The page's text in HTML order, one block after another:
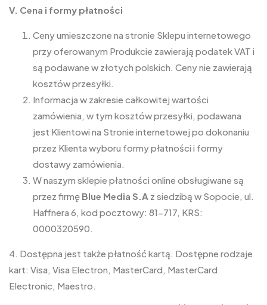
V. Cena i formy płatności
Ceny umieszczone na stronie Sklepu internetowego
przy oferowanym Produkcie zawierają podatek VAT i
są podawane w złotych polskich. Ceny nie zawierają
kosztów przesyłki.
Informacja w zakresie całkowitej wartości
zamówienia, w tym kosztów przesyłki, podawana
jest Klientowi na Stronie internetowej po dokonaniu
przez Klienta wyboru formy płatności i formy
dostawy zamówienia.
W naszym sklepie płatności online obsługiwane są
przez firmę Blue Media S.A z siedzibą w Sopocie, ul.
Haffnera 6, kod pocztowy: 81-717, KRS:
0000320590.
4. Dostępna jest także płatność kartą. Dostępne rodzaje
kart: Visa, Visa Electron, MasterCard, MasterCard
Electronic, Maestro.